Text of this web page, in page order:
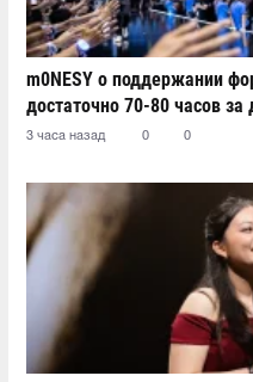
m0NESY о поддержании
достаточно 70-80 часов
110"
3 часа назад 0 0